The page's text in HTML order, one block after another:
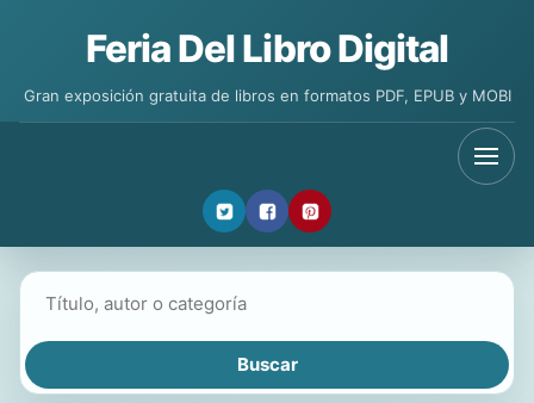
Feria Del Libro Digital
Gran exposición gratuita de libros en formatos PDF, EPUB y MOBI